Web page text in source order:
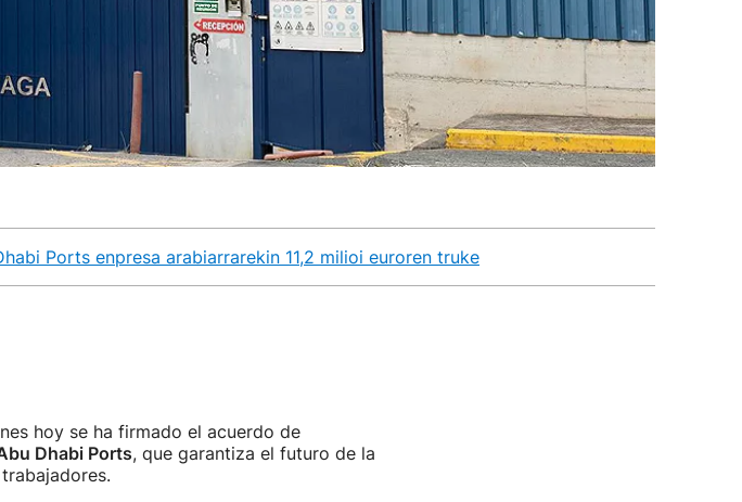
Ports enpresa arabiarrarekin 11,2 milioi euroren truke
hoy se ha firmado el acuerdo de
Dhabi Ports, que garantiza el futuro de la